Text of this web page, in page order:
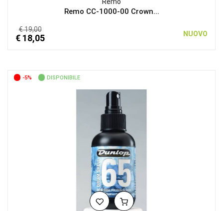
Remo CC-1000-00 Crown...
€ 19,00
€ 18,05 NUOVO
-5% DISPONIBILE